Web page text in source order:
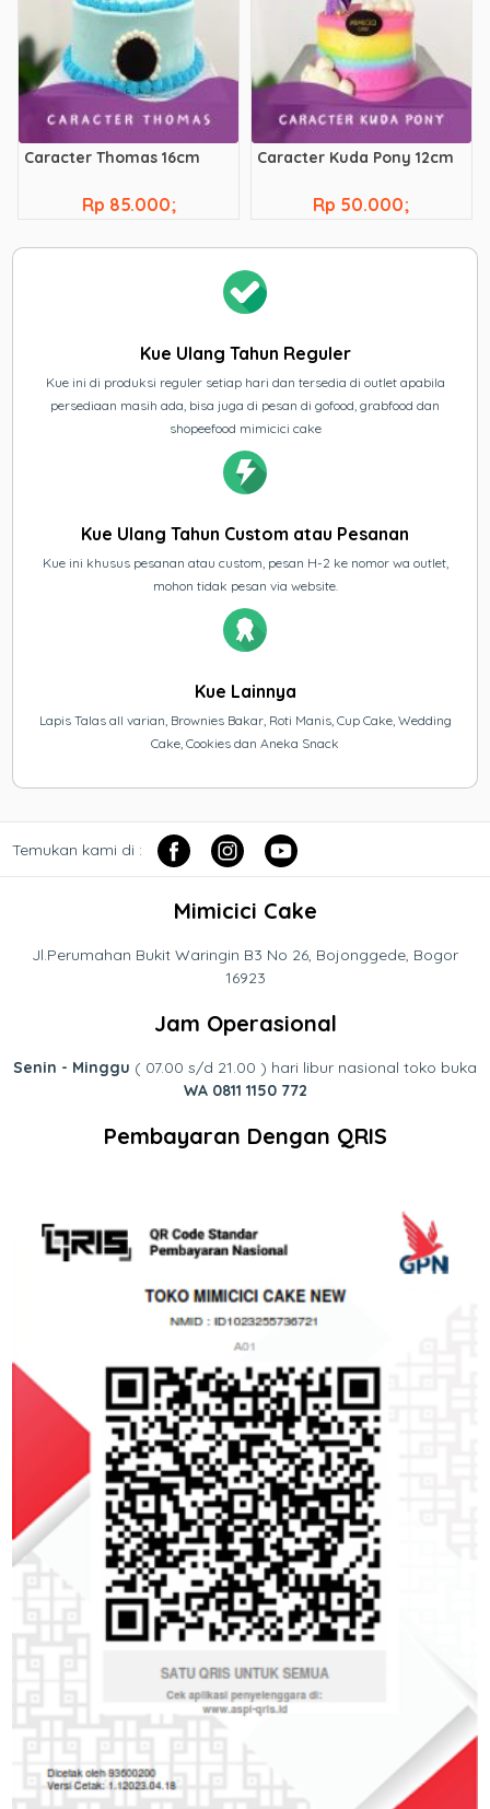
Caracter Thomas 16cm
Rp 85.000;
Caracter Kuda Pony 12cm
Rp 50.000;
Kue Ulang Tahun Reguler
Kue ini di produksi reguler setiap hari dan tersedia di outlet apabila
persediaan masih ada, bisa juga di pesan di gofood, grabfood dan
shopeefood mimicici cake
Kue Ulang Tahun Custom atau Pesanan
Kue ini khusus pesanan atau custom, pesan H-2 ke nomor wa outlet,
mohon tidak pesan via website.
Kue Lainnya
Lapis Talas all varian, Brownies Bakar, Roti Manis, Cup Cake, Wedding
Cake, Cookies dan Aneka Snack
Temukan kami di :
Mimicici Cake
Jl.Perumahan Bukit Waringin B3 No 26, Bojonggede, Bogor
16923
Jam Operasional
Senin - Minggu ( 07.00 s/d 21.00 ) hari libur nasional toko buka
WA 0811 1150 772
Pembayaran Dengan QRIS